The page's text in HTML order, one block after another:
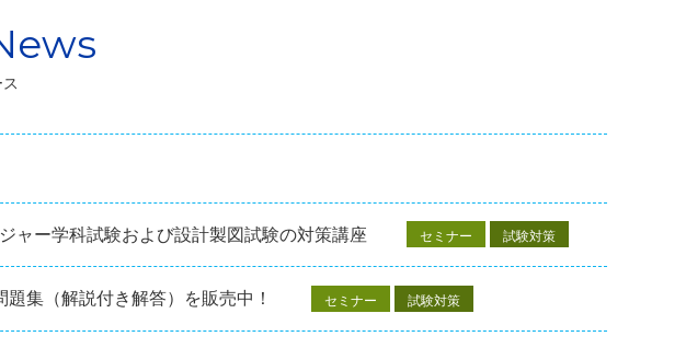
ャー学科試験および設計製図試験の対策講座 セミナー 試験対策
集（解説付き解答）を販売中！ セミナー 試験対策